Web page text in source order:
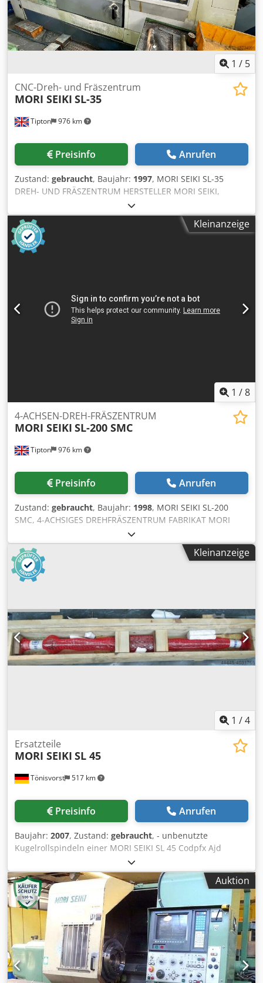
1 / 5
Tipton 976 km
CNC-Dreh- und Fräszentrum
MORI SEIKI SL-35
Preisinfo Anrufen
Zustand: gebraucht, Baujahr: 1997, MORI SEIKI SL-35
DREH- UND FRÄSZENTRUM HERSTELLER MORI SEIKI,
HERGESTELLT IN JAPAN MODELL SL-35 BAUJAHR 1997
STEUERUNG FANUC MSC 516 FUTTERDURCHMESSER 400,0
mm MAX. DREHDURCHMESSER 400,0 mm MAX.
DREHLÄNGE 780,0 mm DREHWEITE ÜBER BETT 600,0 mm
ÜBER PLANSCHLITTEN 425,0 mm MAX. SPINDELDREHZAHL
Nsrf PLUS SPÄNEFÖRDERER WERKZEUGMESSTASTER
GROSSE WERKZEUGAUSWAHL MASCHINENHANDBÜCHER
Kleinanzeige
1 /8
Tipton 976 km
4-ACHSEN-DREH-FRÄSZENTRUM
MORI SEIKI SL-200 SMC
Preisinfo Anrufen
Zustand: gebraucht, Baujahr: 1998, MORI SEIKI SL-200
SMC, 4-ACHSIGES DREHFRÄSZENTRUM FABRIKAT MORI
SEIKI, HERGESTELLT IN JAPAN MODELL SL-200 SMC
JAHRGANG 1998 STEUERUNG FANUC MSD- 518 (18-T) MAX.
DREH-Ø 390mm MAX. DREHENDE LENGT 507mm
SCHWENKEN ÜBER BETT 680mm OVER CROSS SLIDE
510mm ARBEITSKAPAZITÄT DER STANGE 51,0 mm MAX.
ANGETRIEBENEN Stationen FERSENSTOCK JA SPINDEL-
Bohrung 65mm KRAFTWERKZEUG-DREHZAHL (C-AXIS) 67-
3000rpm SPINDELNASE A8 (TBC)
SCHNELLVERKEHRSGESCHWINDIGKEIT X: 18.000mm/min &
/ Z: 24.000mm/min ELEKTRISCHE STROMVERSORGUNG
37,9kVA MASCHINENAUFSTELLFLÄCHE 2650,0 X 1900,0 mm
AUSWAHL AN WERKZEUGEN MASCHINENHANDBÜCHER
SWARF-BIN Crodpfxstt Da Io Ab Nsf NEBELAUSZIEHER SEHR
SAUBER
Kleinanzeige
1 /4
Tönisvorst 517 km
Ersatzteile
MORI SEIKI SL 45
Preisinfo Anrufen
Baujahr: 2007, Zustand: gebraucht, - unbenutzte
Kugelrollspindeln einer MORI SEIKI SL 45 Codpfx Ajd
Nbkzob Njrf - X- und Z-Achse.
Auktion